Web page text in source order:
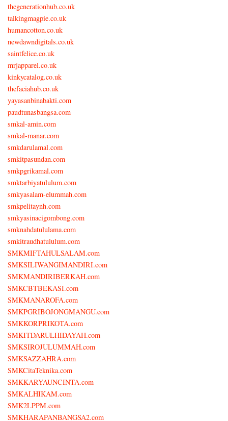
thegenerationhub.co.uk
talkingmagpie.co.uk
humancotton.co.uk
newdawndigitals.co.uk
saintfelice.co.uk
mrjapparel.co.uk
kinkycatalog.co.uk
thefaciahub.co.uk
yayasanbinabakti.com
paudtunasbangsa.com
smkal-amin.com
smkal-manar.com
smkdarulamal.com
smkitpasundan.com
smkpgrikamal.com
smktarbiyatululum.com
smkyasalam-elummah.com
smkpelitaynh.com
smkyasinacigombong.com
smknahdatululama.com
smkitraudhatululum.com
SMKMIFTAHULSALAM.com
SMKSILIWANGIMANDIRI.com
SMKMANDIRIBERKAH.com
SMKCBTBEKASI.com
SMKMANAROFA.com
SMKPGRIBOJONGMANGU.com
SMKKORPRIKOTA.com
SMKITDARULHIDAYAH.com
SMKSIROJULUMMAH.com
SMKSAZZAHRA.com
SMKCitaTeknika.com
SMKKARYAUNCINTA.com
SMKALHIKAM.com
SMK2LPPM.com
SMKHARAPANBANGSA2.com